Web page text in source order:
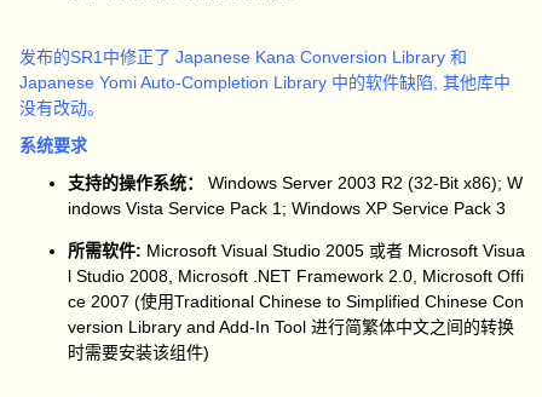
发布的SR1中修正了 Japanese Kana Conversion Library 和
Japanese Yomi Auto-Completion Library 中的软件缺陷, 其他库中
没有改动。
系统要求
支持的操作系统：Windows Server 2003 R2 (32-Bit x86); W
indows Vista Service Pack 1; Windows XP Service Pack 3
所需软件: Microsoft Visual Studio 2005 或者 Microsoft Visua
l Studio 2008, Microsoft .NET Framework 2.0, Microsoft Offi
ce 2007 (使用Traditional Chinese to Simplified Chinese Con
version Library and Add-In Tool 进行简繁体中文之间的转换
时需要安装该组件)